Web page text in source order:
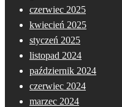
czerwiec 2025
kwiecień 2025
styczeń 2025
listopad 2024
październik 2024
czerwiec 2024
marzec 2024